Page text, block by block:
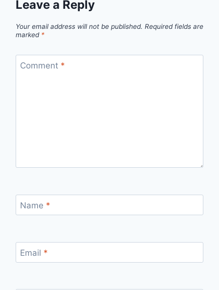
Leave a Reply
Your email address will not be published. Required fields are
marked *
Comment *
Name *
Email *